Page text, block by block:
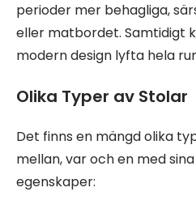
perioder mer behagliga,
eller matbordet. Samtidigt
modern design lyfta hela
Olika Typer av Stolar
Det finns en mängd olika
mellan, var och en med
egenskaper: